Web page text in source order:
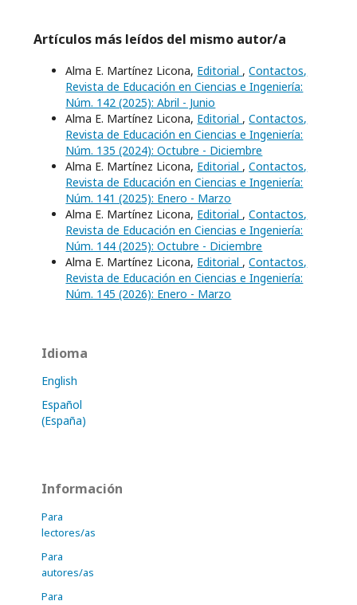
Artículos más leídos del mismo autor/a
Alma E. Martínez Licona, Editorial ,Contactos,
Revista de Educación en Ciencias e Ingeniería:
Núm. 142 (2025): Abril - Junio
Alma E. Martínez Licona, Editorial ,Contactos,
Revista de Educación en Ciencias e Ingeniería:
Núm. 135 (2024): Octubre - Diciembre
Alma E. Martínez Licona, Editorial ,Contactos,
Revista de Educación en Ciencias e Ingeniería:
Núm. 141 (2025): Enero - Marzo
Alma E. Martínez Licona, Editorial ,Contactos,
Revista de Educación en Ciencias e Ingeniería:
Núm. 144 (2025): Octubre - Diciembre
Alma E. Martínez Licona, Editorial ,Contactos,
Revista de Educación en Ciencias e Ingeniería:
Núm. 145 (2026): Enero - Marzo
Idioma
English
Español
(España)
Información
Para
lectores/as
Para
autores/as
Para